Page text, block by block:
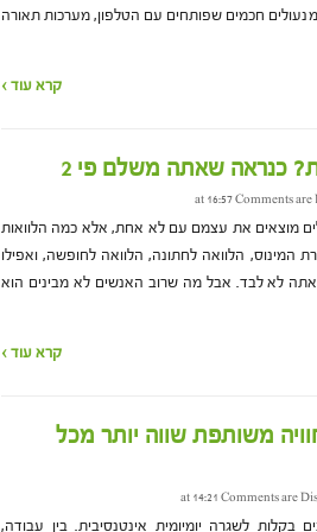
חכמים שפותחים עם הטלפון, מערכות תאורה
קרא עוד ›
Comments are
מוצאים את עצמם עם לא אחת, אלא כמה הלוואות
המינוס, הלוואה לחתונה, הלוואה לחופשה, ואפילו
לא לבד. אבל מה שרוב האנשים לא מבינים הוא
קרא עוד ›
משותפת שווה יותר מכל
Comments are
בקלות לשגרה יומיומית אינטנסיבית. בין עבודה,